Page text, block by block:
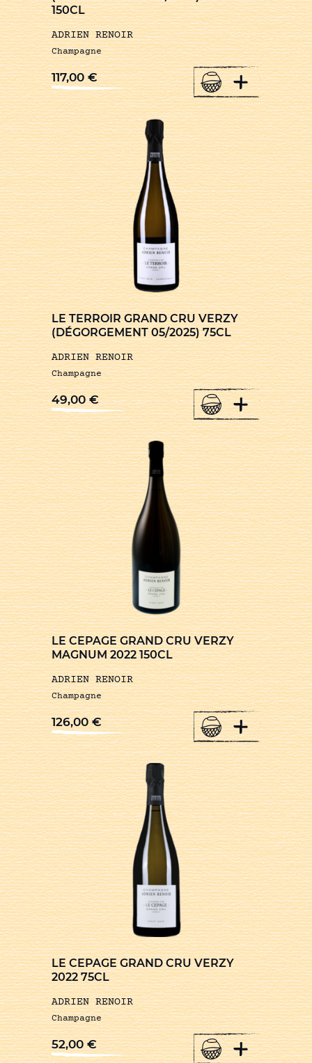
150CL
ADRIEN RENOIR
Champagne
117,00€ +
LE TERROIR GRAND CRU VERZY
(DÉGORGEMENT 05/2025) 75CL
ADRIEN RENOIR
Champagne
49,00€ +
LE CEPAGE GRAND CRU VERZY
MAGNUM 2022 150CL
ADRIEN RENOIR
Champagne
126,00€ +
LE CEPAGE GRAND CRU VERZY
2022 75CL
ADRIEN RENOIR
Champagne
52,00€ +